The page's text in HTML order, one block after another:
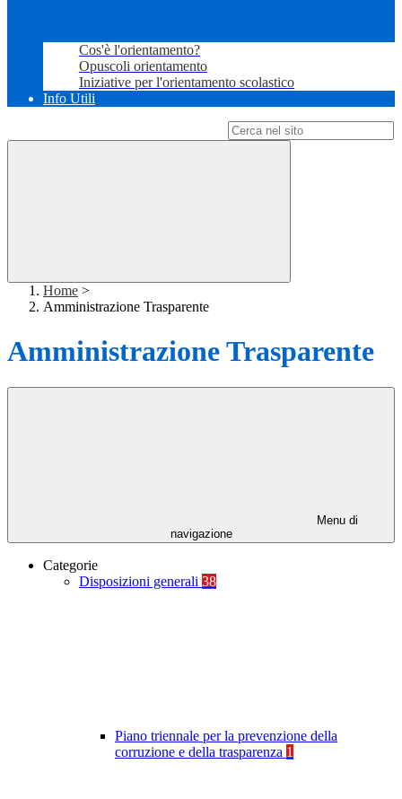
Cos'è l'orientamento?
Opuscoli orientamento
Iniziative per l'orientamento scolastico
Info Utili
Home >
Amministrazione Trasparente
Amministrazione Trasparente
Menu di
navigazione
Categorie
Disposizioni generali 38
Piano triennale per la prevenzione della
corruzione e della trasparenza 1